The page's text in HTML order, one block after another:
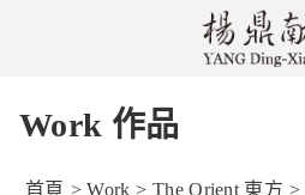
Work 作品
首頁 >Work >The Orient 東方 >